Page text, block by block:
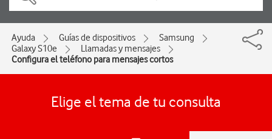
Ayuda Guías de dispositivos
Samsung
Galaxy S10e
Llamadas y mensajes
Configura el teléfono para mensajes cortos
Elige el tema de tu consulta